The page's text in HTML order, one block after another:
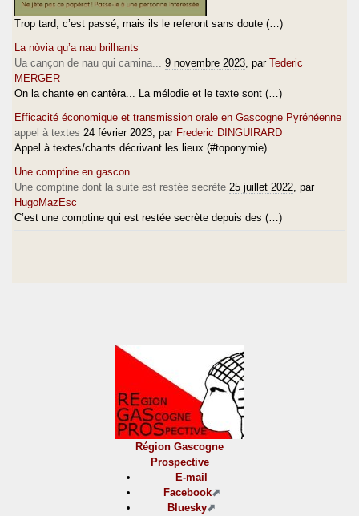
Trop tard, c’est passé, mais ils le referont sans doute (…)
La nòvia qu’a nau brilhants
Ua cançon de nau qui camina... 9 novembre 2023, par Tederic
MERGER
On la chante en cantèra... La mélodie et le texte sont (…)
Efficacité économique et transmission orale en Gascogne Pyrénéenne
appel à textes 24 février 2023, par Frederic DINGUIRARD
Appel à textes/chants décrivant les lieux (#toponymie)
Une comptine en gascon
Une comptine dont la suite est restée secrète 25 juillet 2022, par
HugoMazEsc
C’est une comptine qui est restée secrète depuis des (…)
Région Gascogne
Prospective
E-mail
Facebook
Bluesky